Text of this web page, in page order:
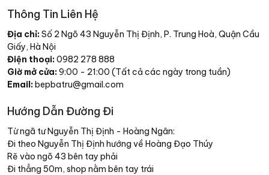
Thông Tin Liên Hệ
Địa chỉ:Số 2 Ngõ 43 Nguyễn Thị Định, P. Trung Hoà, Quận Cầu
Giấy, Hà Nội
Điện thoại:0982 278 888
Giờ mở cửa:9:00 - 21:00 (Tất cả các ngày trong tuần)
Email:bepbatru@gmail.com
Hướng Dẫn Đường Đi
Từ ngã tư Nguyễn Thị Định - Hoàng Ngân:
Đi theo Nguyễn Thị Định hướng về Hoàng Đạo Thúy
Rẽ vào ngõ 43 bên tay phải
Đi thẳng 50m, shop nằm bên tay trái